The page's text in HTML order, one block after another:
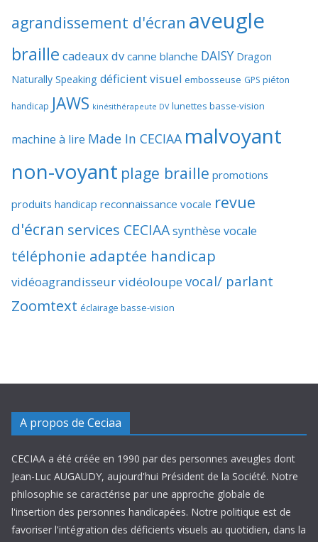
agrandissement d'écran aveugle
braille cadeaux dv canne blanche DAISY Dragon
Naturally Speaking déficient visuel embosseuse GPS piéton
handicap JAWS kinésithérapeute DV lunettes basse-vision
machine à lire Made In CECIAA malvoyant
non-voyant plage braille promotions
produits handicap reconnaissance vocale revue
d'écran services CECIAAsynthèse vocale
téléphonie adaptée handicap
vidéoagrandisseurvidéoloupevocal/ parlant
Zoomtext éclairage basse-vision
A propos de Ceciaa
CECIAA a été créée en 1990 par des personnes aveugles dont
Jean-Luc AUGAUDY, aujourd'hui Président de la Société. Notre
philosophie se caractérise par une approche globale de
l'insertion des personnes handicapées. Notre politique est de
favoriser l'intégration des déficients visuels au quotidien, dans la